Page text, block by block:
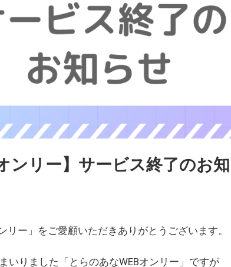
ンリー】サービス終了のお
リー」をご愛顧いただきありがとうございます。
いりました「とらのあなWEBオンリー」ですが